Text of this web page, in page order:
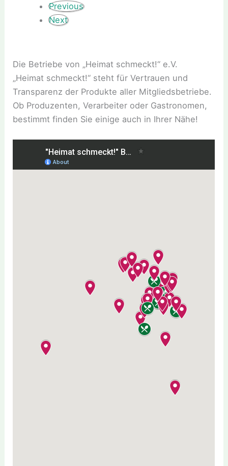
Previous
Next
Die Betriebe von „Heimat schmeckt!“ e.V.
„Heimat schmeckt!“ steht für Vertrauen und
Transparenz der Produkte aller Mitgliedsbetriebe.
Ob Produzenten, Verarbeiter oder Gastronomen,
bestimmt finden Sie einige auch in Ihrer Nähe!